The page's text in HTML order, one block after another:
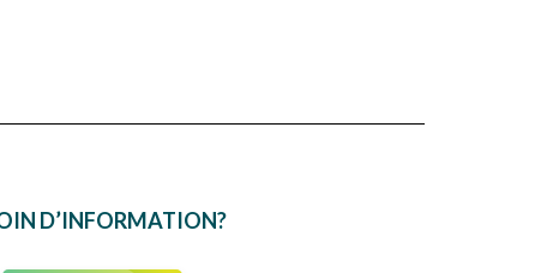
D’INFORMATION?